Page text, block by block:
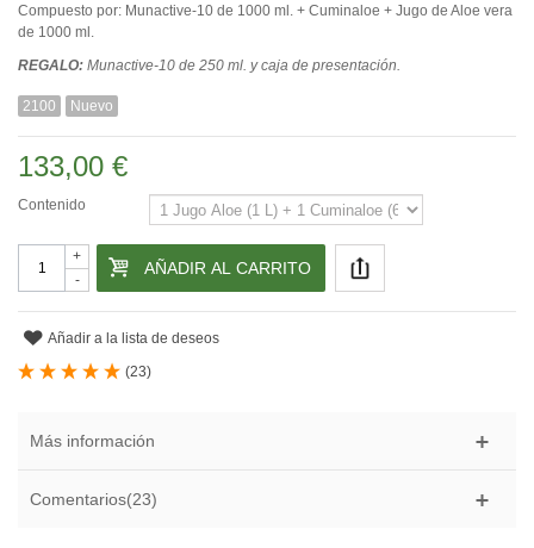
Compuesto por: Munactive-10 de 1000 ml. + Cuminaloe + Jugo de Aloe vera
de 1000 ml.
REGALO: Munactive-10 de 250 ml. y caja de presentación.
2100 Nuevo
133,00 €
Contenido
-
+
AÑADIR AL CARRITO
Añadir a la lista de deseos
(23)
Más información
Comentarios(23)